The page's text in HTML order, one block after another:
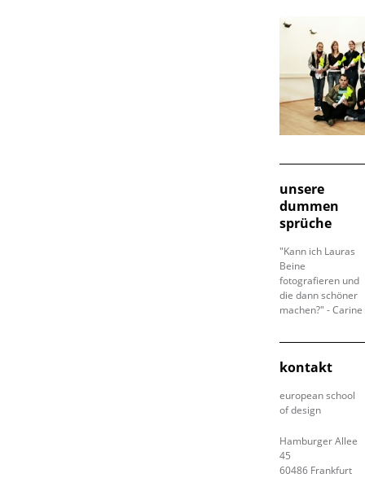
unsere
dummen
sprüche
"Kann ich Lauras
Beine
fotografieren und
die dann schöner
machen?" - Carine
kontakt
european school
of design
Hamburger Allee
45
60486 Frankfurt